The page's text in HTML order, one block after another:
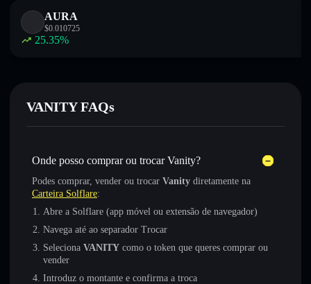
AURA
$0.010725
25.35%
VANITY FAQs
Onde posso comprar ou trocar Vanity?
Podes comprar, vender ou trocar Vanity diretamente na
Carteira Solflare:
Abre a Solflare (app móvel ou extensão de navegador)
Navega até ao separador Trocar
Seleciona VANITY como o token que queres comprar ou
vender
Introduz o montante e confirma a troca